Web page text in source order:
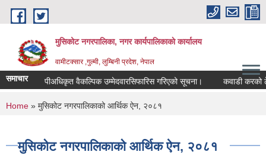
Skip to main content
मुसिकोट नगरपालिका, नगर कार्यपालिकाकाे कार्यालय
वामीटक्सार ,गुल्मी, लुम्बिनी प्रदेश, नेपाल
समाचारनापीअधिकृत वैकल्पिक उम्मेदवारसिफारिस गरिएको सूचना। कवाडी करको
You are here
Home » मुसिकोट नगरपालिकाको आर्थिक ऐन, २०८१
मुसिकोट नगरपालिकाको आर्थिक ऐन, २०८१